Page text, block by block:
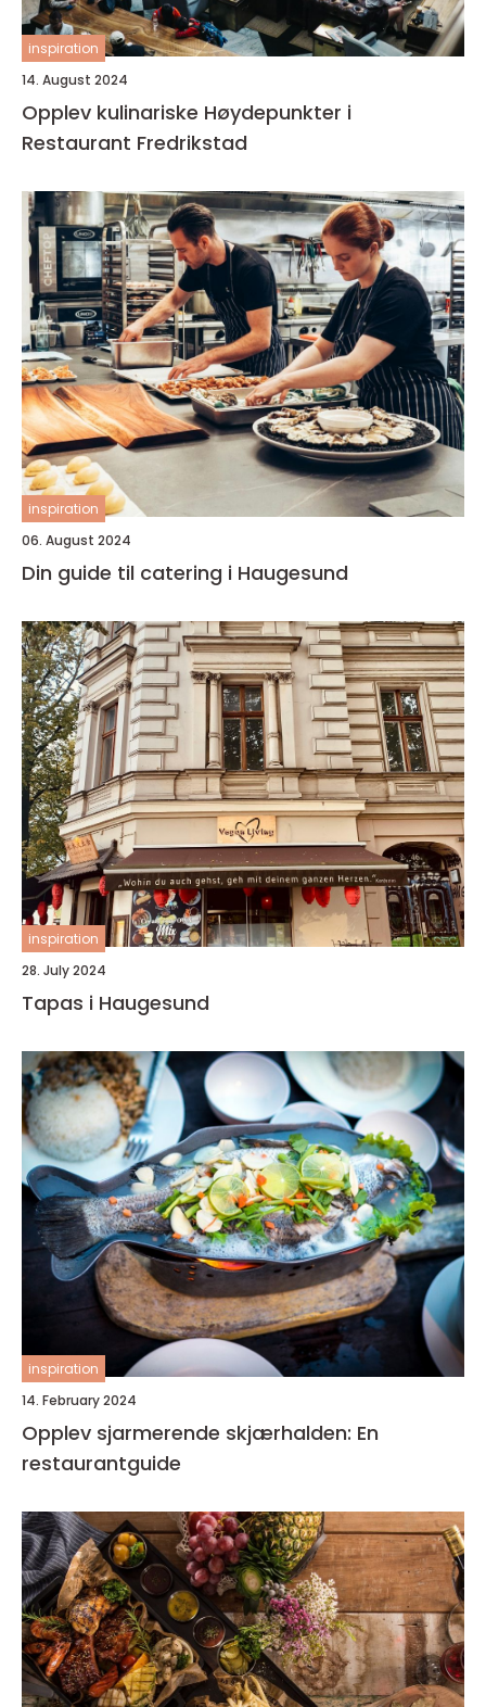
inspiration
14. August 2024
Opplev kulinariske Høydepunkter i
Restaurant Fredrikstad
inspiration
06. August 2024
Din guide til catering i Haugesund
inspiration
28. July 2024
Tapas i Haugesund
inspiration
14. February 2024
Opplev sjarmerende skjærhalden: En
restaurantguide